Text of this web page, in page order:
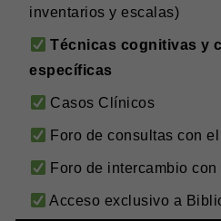
inventarios y escalas)
Técnicas cognitivas y
específicas
Casos Clínicos
Foro de consultas con
Foro de intercambio
Acceso exclusivo a